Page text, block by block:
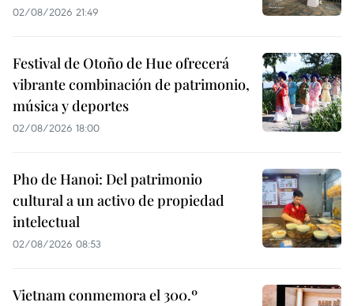
02/08/2026 21:49
Festival de Otoño de Hue ofrecerá
vibrante combinación de patrimonio,
música y deportes
02/08/2026 18:00
Pho de Hanoi: Del patrimonio
cultural a un activo de propiedad
intelectual
02/08/2026 08:53
Vietnam conmemora el 300.º